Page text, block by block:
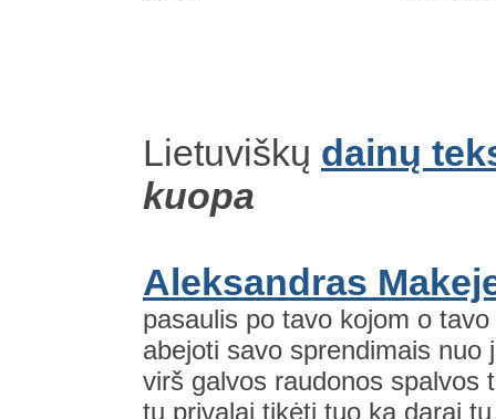
Lietuviškų dainų
kuopa
Aleksandras
pasaulis po tavo kojom o
abejoti savo sprendimais nuo
virš galvos raudonos spalvos
tu privalai tikėti tuo ką darai